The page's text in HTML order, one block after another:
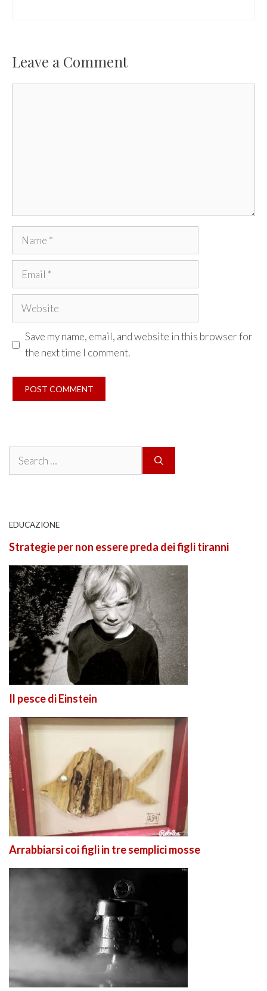
Leave a Comment
Name
Email
Website
Save my name, email, and website in this browser for
the next time I comment.
Search
EDUCAZIONE
Strategie per non essere preda dei figli tiranni
Il pesce di Einstein
Arrabbiarsi coi figli in tre semplici mosse